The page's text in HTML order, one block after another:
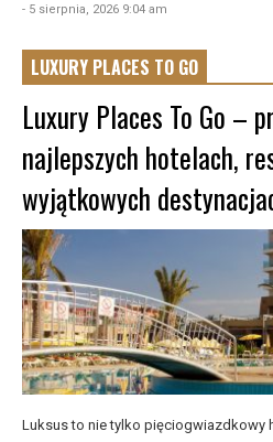
- 5 sierpnia, 2026 9:04 am
LUXURY PLACES TO GO
Luxury Places To Go –
najlepszych hotelach,
wyjątkowych
Luksus to nie tylko pięciogwiazdkowy